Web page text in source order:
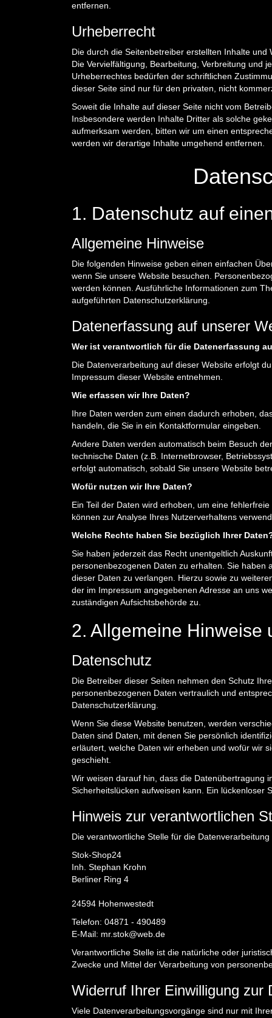
entfernen.
Urheberrecht
Die durch die Seitenbetreiber erstellten Inhalte
Die Vervielfältigung, Bearbeitung, Verbreitung und
Urheberrechtes bedürfen der schriftlichen
dieser Seite sind nur für den privaten, nicht
Soweit die Inhalte auf dieser Seite nicht vom
Insbesondere werden Inhalte Dritter als solche
aufmerksam werden, bitten wir um einen
werden wir derartige Inhalte umgehend entfernen.
1. Datenschutz auf
Allgemeine Hinweise
Die folgenden Hinweise geben einen einfachen
wenn Sie unsere Website besuchen.
werden können. Ausführliche Informationen zum
aufgeführten Datenschutzerklärung.
Datenerfassung auf unserer
Wer ist verantwortlich für die Datenerfassung
Die Datenverarbeitung auf dieser Website erfolgt
Impressum dieser Website entnehmen.
Wie erfassen wir Ihre Daten?
Ihre Daten werden zum einen dadurch erhoben,
handeln, die Sie in ein Kontaktformular eingeben.
Andere Daten werden automatisch beim Besuch
technische Daten (z.B. Internetbrowser,
erfolgt automatisch, sobald Sie unsere Website
Wofür nutzen wir Ihre Daten?
Ein Teil der Daten wird erhoben, um eine
können zur Analyse Ihres Nutzerverhaltens
Welche Rechte haben Sie bezüglich Ihrer
Sie haben jederzeit das Recht unentgeltlich
personenbezogenen Daten zu erhalten. Sie
dieser Daten zu verlangen. Hierzu sowie zu
der im Impressum angegebenen Adresse an uns
zuständigen Aufsichtsbehörde zu.
2. Allgemeine Hinweise
Datenschutz
Die Betreiber dieser Seiten nehmen den Schutz
personenbezogenen Daten vertraulich und
Datenschutzerklärung.
Wenn Sie diese Website benutzen, werden
Daten sind Daten, mit denen Sie persönlich
erläutert, welche Daten wir erheben und wofür wir
geschieht.
Wir weisen darauf hin, dass die Datenübertragung
Sicherheitslücken aufweisen kann. Ein lückenloser
Hinweis zur verantwortlichen
Die verantwortliche Stelle für die
Stok-Shop24
Inh. Stephan Krohn
Berliner Ring 4
24594 Hohenwestedt
Telefon: 04871 - 490489
E-Mail: mr.stok@web.de
Verantwortliche Stelle ist die natürliche oder
Zwecke und Mittel der Verarbeitung von
Widerruf Ihrer Einwilligung zur
Viele Datenverarbeitungsvorgänge sind nur mit